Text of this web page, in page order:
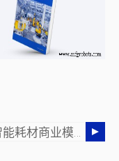
通过智能耗材商业模式最大化经常性收入